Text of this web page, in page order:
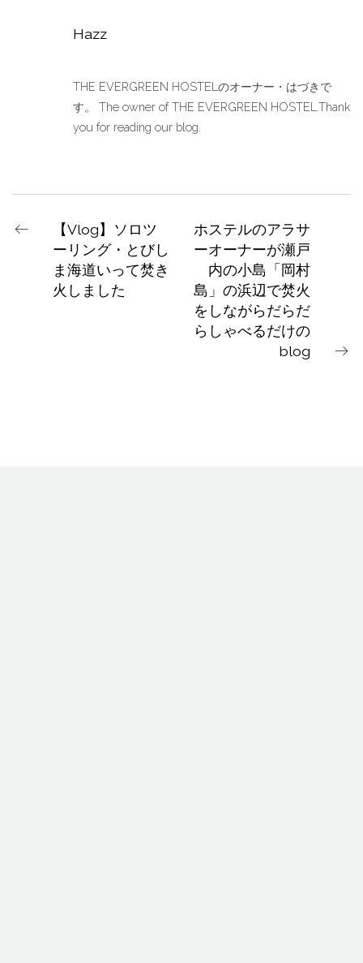
Hazz
THE EVERGREEN HOSTELのオーナー・はづきで
す。 The owner of THE EVERGREEN HOSTEL.Thank
you for reading our blog.
【Vlog】ソロツ
ーリング・とびし
ま海道いって焚き
火しました
ホステルのアラサ
ーオーナーが瀬戸
内の小島「岡村
島」の浜辺で焚火
をしながらだらだ
らしゃべるだけの
blog